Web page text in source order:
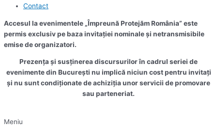
Contact
Accesul la evenimentele „Împreună Protejăm România” este
permis exclusiv pe baza invitației nominale și netransmisibile
emise de organizatori.
Prezența și susținerea discursurilor în cadrul seriei de
evenimente din București nu implică niciun cost pentru invitați
și nu sunt condiționate de achiziția unor servicii de promovare
sau parteneriat.
Meniu